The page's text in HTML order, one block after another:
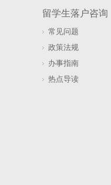
校的......
上海居转户
中国公民因
通过长期居住
留学生落户咨询
常见问题
政策法规
办事指南
热点导读